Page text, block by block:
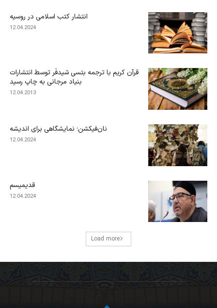
انتشار کتب اسلامی در روسیه
12.04.2024
قرآن کریم با ترجمه بتسی شیدفَر توسط انتشارات
بنیاد مرجانی به چاپ رسید
12.04.2013
نان‌فیکشن؛ نمایشگاهی برای اندیشه
12.04.2024
قدیمیسم
12.04.2024
Load more